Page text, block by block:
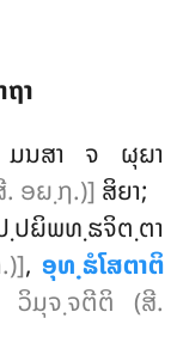
າ
ມນສາ ຈ ຜຸຏາ
. ອຏ຺ຐ.)]ສິຍາ;
ທ຺ຘຈິຕ຺ຕາ
, ອຸທ຺ຘໍໂສຕາຕິ
ວິມຸຈ຺ຈຕີຕິ (ສີ.